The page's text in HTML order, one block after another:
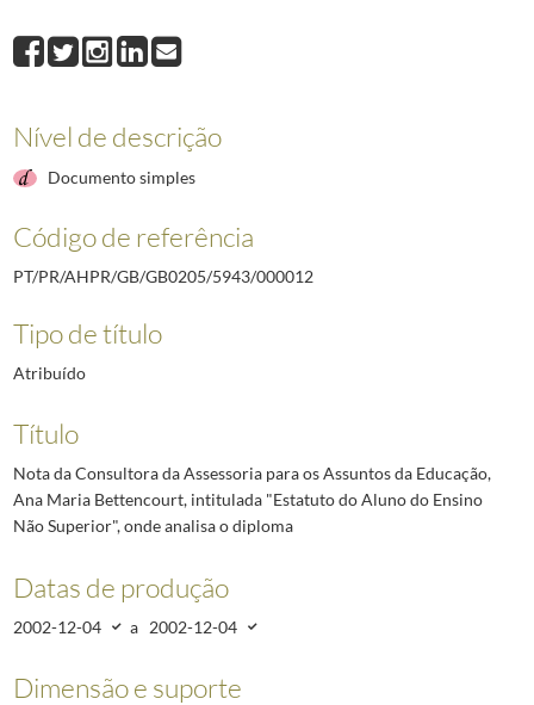
000013Ofício do Reitor da Universidade Católica Portuguesa, Manuel
000016Parecer da Sociedade Portuguesa de Física sobre a proposta de
000020
Carta da Assessora para os Assuntos da Educação, Ana Maria
(...)
Nível de descrição
Documento simples
Código de referência
PT/PR/AHPR/GB/GB0205/5943/000012
Tipo de título
Atribuído
Título
Nota da Consultora da Assessoria para os Assuntos da Educação,
Ana Maria Bettencourt, intitulada "Estatuto do Aluno do Ensino
Não Superior", onde analisa o diploma
Datas de produção
2002-12-04 a 2002-12-04
Dimensão e suporte